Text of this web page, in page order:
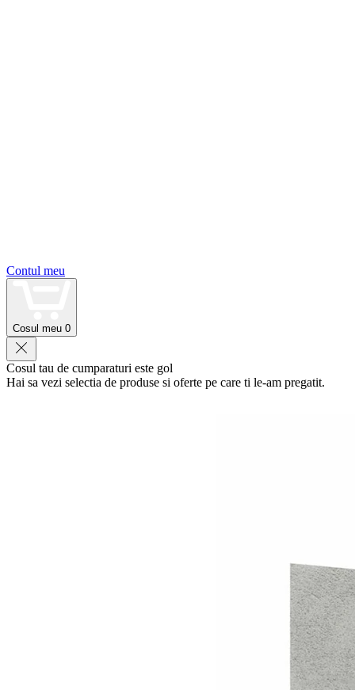
Contul meu
Cosul meu 0
Cosul tau de cumparaturi este gol
Hai sa vezi selectia de produse si oferte pe care ti le-am pregatit.